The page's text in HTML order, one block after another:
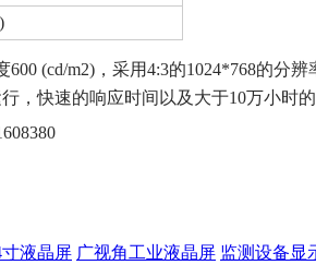
600 (cd/m2)，采用4:3的1024*768的
，快速的响应时间以及大于10万小时
液晶屏 广视角工业液晶屏 监测设备显